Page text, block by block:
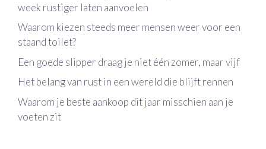
week rustiger laten aanvoelen
Waarom kiezen steeds meer mensen weer voor een
staand toilet?
Een goede slipper draag je niet één zomer, maar vijf
Het belang van rust in een wereld die blijft rennen
Waarom je beste aankoop dit jaar misschien aan je
voeten zit